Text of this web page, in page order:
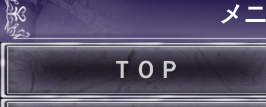
メ
ＴＯＰ